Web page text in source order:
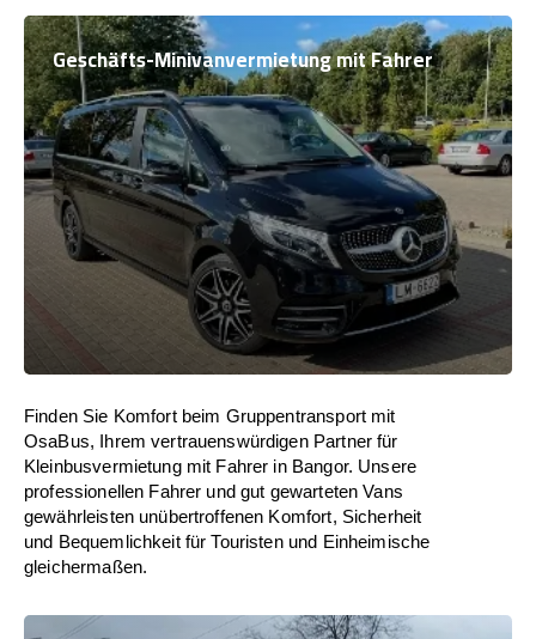
Geschäfts-Minivanvermietung mit Fahrer
Finden Sie Komfort beim Gruppentransport mit
OsaBus, Ihrem vertrauenswürdigen Partner für
Kleinbusvermietung mit Fahrer in Bangor. Unsere
professionellen Fahrer und gut gewarteten Vans
gewährleisten unübertroffenen Komfort, Sicherheit
und Bequemlichkeit für Touristen und Einheimische
gleichermaßen.